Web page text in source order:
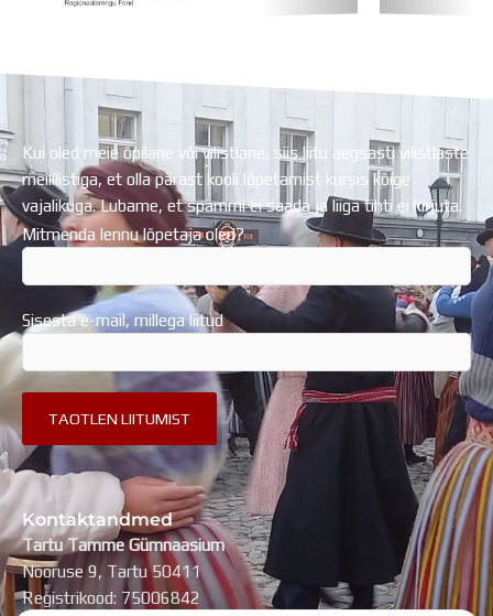
Tööpakkumised
Kui oled meie õpilane või vilistlane, siis liitu aegsasti vilistlaste
meililistiga, et olla pärast kooli lõpetamist kursis kõige
vajalikuga. Lubame, et spämmi ei saada ja liiga tihti ei kirjuta.
Mitmenda lennu lõpetaja oled?
Sisesta e-mail, millega liitud
Kontaktandmed
Tartu Tamme Gümnaasium
Nooruse 9, Tartu 50411
Registrikood: 75006842